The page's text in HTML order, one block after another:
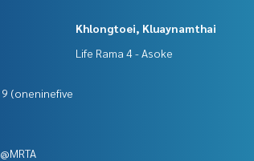
9 (oneninefive
Khlongtoei, Kluaynamthai
Life Rama 4 - Asoke